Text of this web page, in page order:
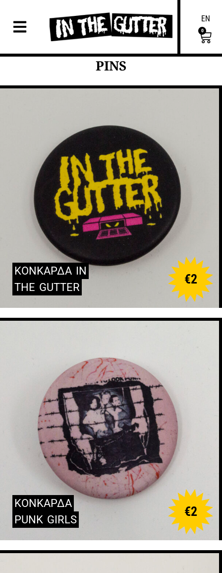
EN
0
PINS
ΚΟΝΚΑΡΔΑ IN
THE GUTTER
€2
ΚΟΝΚΑΡΔΑ
PUNK GIRLS
€2